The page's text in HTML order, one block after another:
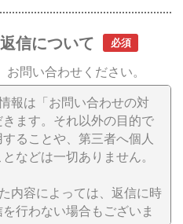
信について
問い合わせください。
報は「お問い合わせの対
ます。それ以外の目的で
ることや、第三者へ個人
などは一切ありません。
内容によっては、返信に時
行わない場合もございま